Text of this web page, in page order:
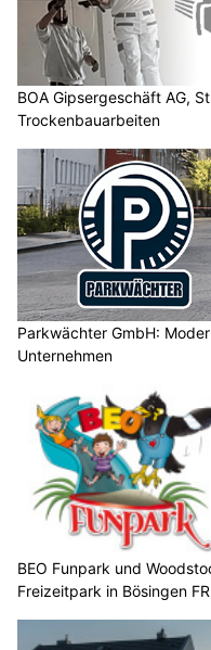
BOA Gipsergeschäft AG,
Trockenbauarbeiten
Parkwächter GmbH:
Unternehmen
BEO Funpark und
Freizeitpark in Bösingen FR